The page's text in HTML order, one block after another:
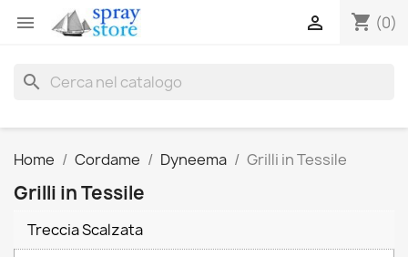
 shopping_cart (0)

search
Home Cordame Dyneema Grilli in Tessile
Grilli in Tessile
Treccia Scalzata